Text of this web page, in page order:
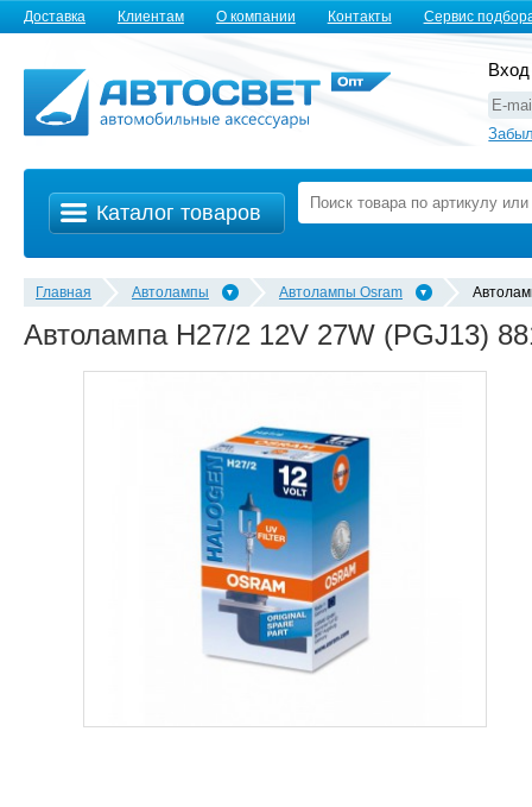
Доставка Клиентам О компании Контакты Сервис
Каталог товаров
Главная Автолампы Автолампы Osram
Автолампа H27/2 12V 27W (PGJ13)